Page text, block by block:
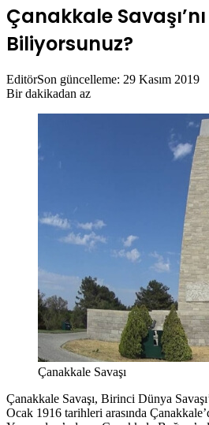
Çanakkale
Biliyorsunuz?
EditörSon güncelleme: 29 Kasım 2019
Bir dakikadan az
Çanakkale Savaşı
Çanakkale Savaşı, Birinci Dünya
Ocak 1916 tarihleri arasında